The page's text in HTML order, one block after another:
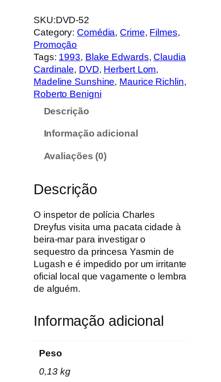
a
n
t
i
d
a
d
h
d
a
p
a
n
t
e
c
SKU:DVD-52
Category: Comédia, Crime, Filmes
Promoção
Tags: 1993, Blake Edwards, Claudia
Cardinale, DVD, Herbert Lom
Madeline Sunshine, Maurice Richlin
Roberto Benigni
Descrição
Informação adicional
Avaliações (0)
Descrição
O inspetor de polícia Charles
Dreyfus visita uma pacata cidade à
beira-mar para investigar o
sequestro da princesa Yasmin de
Lugash e é impedido por um irritante
oficial local que vagamente o lembra
de alguém.
Informação adicional
Peso
0,13 kg